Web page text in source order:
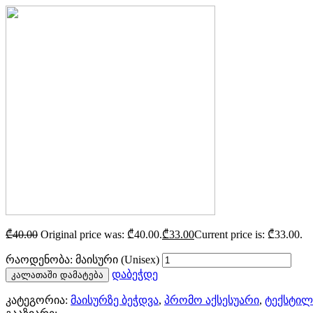
₾40.00 Original price was: ₾40.00.₾33.00Current price is: ₾33.00.
რაოდენობა: მაისური (Unisex)
კალათაში დამატება დაბეჭდე
კატეგორია: მაისურზე ბეჭდვა, პრომო აქსესუარი,